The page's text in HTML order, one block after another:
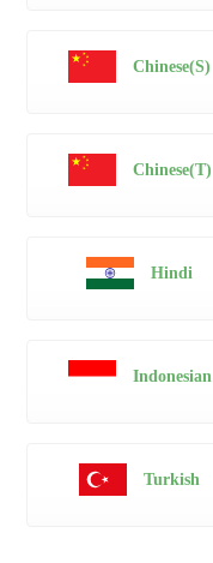
Chinese(S)
Chinese(T)
Hindi
Indonesian
Turkish